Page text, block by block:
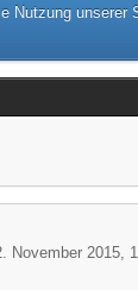
Nutzung
November 2015,